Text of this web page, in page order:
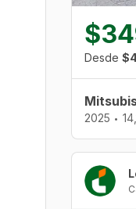
Desde
2025 •